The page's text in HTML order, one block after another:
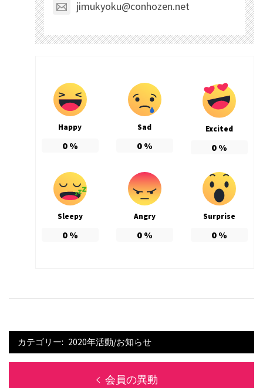
jimukyoku@conhozen.net
Happy
0%
Sad
0%
Excited
0%
Sleepy
0%
Angry
0%
Surprise
0%
カテゴリー: 2020年活動/お知らせ
前
会員の異動